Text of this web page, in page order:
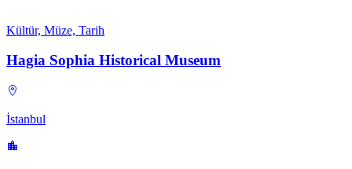
Kültür, Müze, Tarih
Hagia Sophia Historical Museum
İstanbul